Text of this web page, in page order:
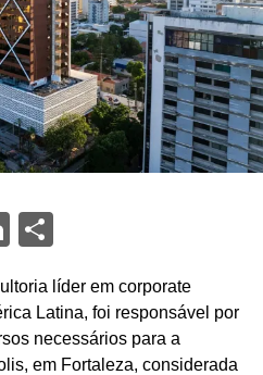
LinkedIn
Share
líder em corporate
Latina, foi responsável por
necessários para a
em Fortaleza, considerada